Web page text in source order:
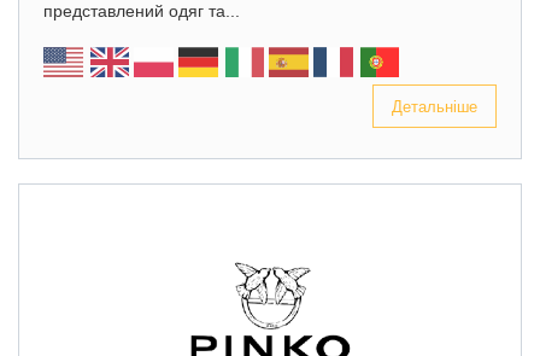
представлений одяг та...
Детальніше